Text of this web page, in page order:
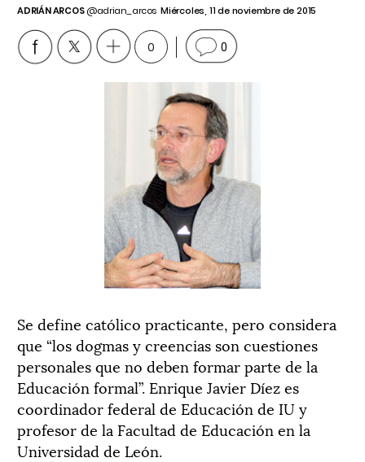
ADRIÁN ARCOS@adrian_arcos Miércoles, 11 de noviembre de 2015
0 0
Se define católico practicante, pero considera
que “los dogmas y creencias son cuestiones
personales que no deben formar parte de la
Educación formal”. Enrique Javier Díez es
coordinador federal de Educación de IU y
profesor de la Facultad de Educación en la
Universidad de León.